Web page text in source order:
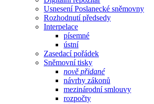
Usnesení Poslanecké sněmovny
Rozhodnutí předsedy
Interpelace
písemné
ústní
Zasedací pořádek
Sněmovní tisky
nově přidané
návrhy zákonů
mezinárodní smlouvy
rozpočty